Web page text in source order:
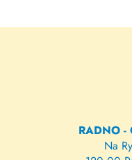
RADNO -
Na